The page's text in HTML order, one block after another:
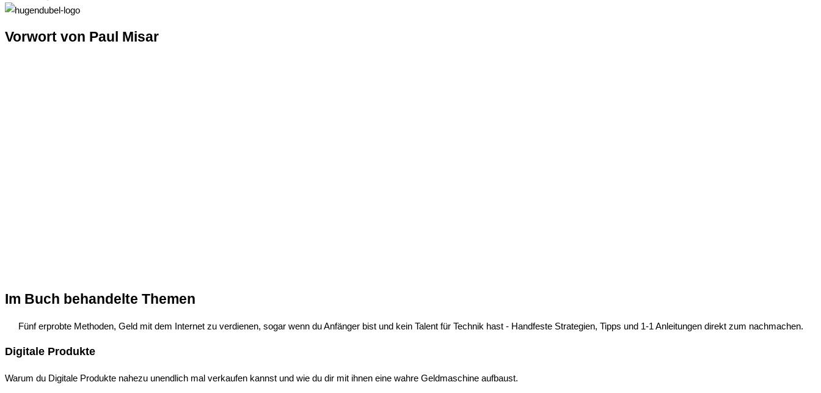
Vorwort von Paul Misar
Im Buch behandelte Themen
Fünf erprobte Methoden, Geld mit dem Internet zu verdienen, sogar wenn du Anfänger bist und kein Talent für Technik hast - Handfeste Strategien, Tipps und 1-1 Anleitungen direkt zum nachmachen.
Digitale Produkte
Warum du Digitale Produkte nahezu unendlich mal verkaufen kannst und wie du dir mit ihnen eine wahre Geldmaschine aufbaust.